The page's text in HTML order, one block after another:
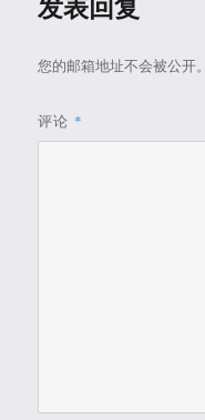
您的邮箱地址不会被公开。
评论 *